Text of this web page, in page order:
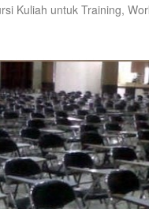
Kuliah untuk Training,